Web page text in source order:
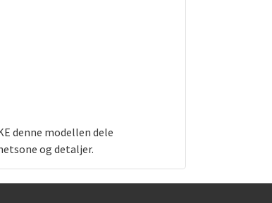
denne modellen dele
og detaljer.